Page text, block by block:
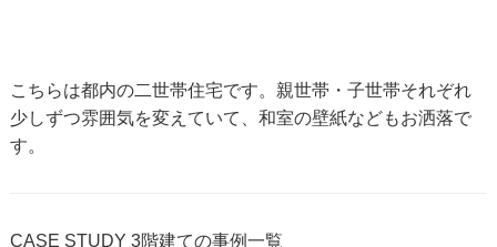
こちらは都内の二世帯住宅です。親世帯・子世帯それぞれ
少しずつ雰囲気を変えていて、和室の壁紙などもお洒落で
す。
CASE STUDY 3階建ての事例一覧